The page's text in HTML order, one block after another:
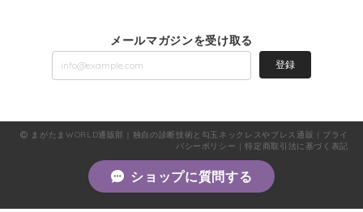
メールマガジンを受け取る
登録
まがたまWORLD通販部｜独自の診断技術と勾玉ネックレスやブレス通販 | プライ
バシーポリシー |特定商取引法に基づく表記
ショップに質問する